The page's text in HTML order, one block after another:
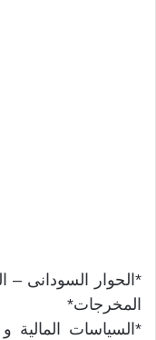
*الحوار السودانى –
المخرجات*
*السياسات المالية